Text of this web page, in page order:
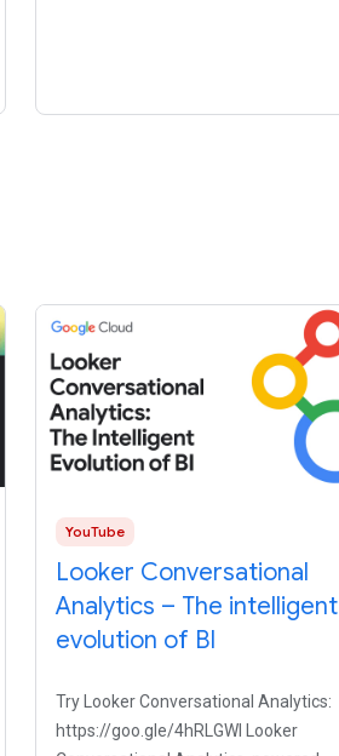
YouTube
Looker Conversational
Analytics – The intelligent
evolution of BI
Try Looker Conversational Analytics:
https://goo.gle/4hRLGWI Looker